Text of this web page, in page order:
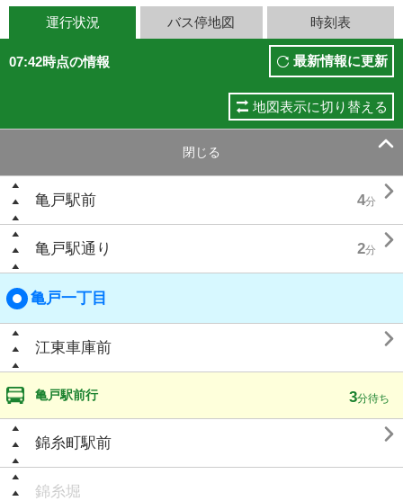
運行状況 バス停地図 時刻表
07:42時点の情報 最新情報に更新
地図表示に切り替える
閉じる 
亀戸駅前 4分 
亀戸駅通り 2分 
亀戸一丁目
江東車庫前 
亀戸駅前行 3分待ち
錦糸町駅前 
錦糸堀